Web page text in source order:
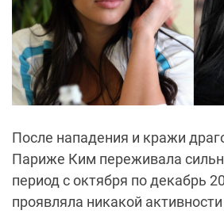
После нападения и кражи
Париже Ким переживала
период с октября по декабрь
проявляла никакой